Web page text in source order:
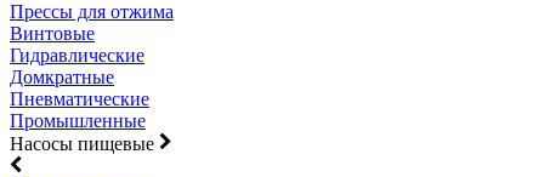
Прессы для отжима
Винтовые
Гидравлические
Домкратные
Пневматические
Промышленные
Насосы пищевые